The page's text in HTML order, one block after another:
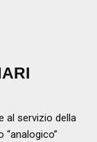
al servizio della